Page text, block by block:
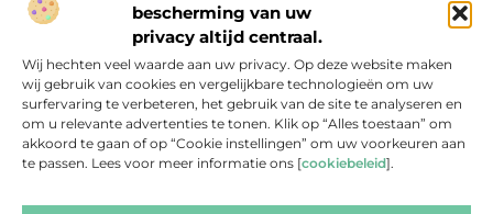
bescherming van uw
privacy altijd centraal.
Wij hechten veel waarde aan uw privacy. Op deze website maken
wij gebruik van cookies en vergelijkbare technologieën om uw
surfervaring te verbeteren, het gebruik van de site te analyseren en
om u relevante advertenties te tonen. Klik op “Alles toestaan” om
akkoord te gaan of op “Cookie instellingen” om uw voorkeuren aan
te passen. Lees voor meer informatie ons [cookiebeleid].
Inspiratie, tips en verhalen voor elk moment.
Ontdek een breed scala aan artikelen en blogs die je dagelijks
leven verrijken, van praktische adviezen tot boeiende verhalen.
Bericht categorie
Onze informatie